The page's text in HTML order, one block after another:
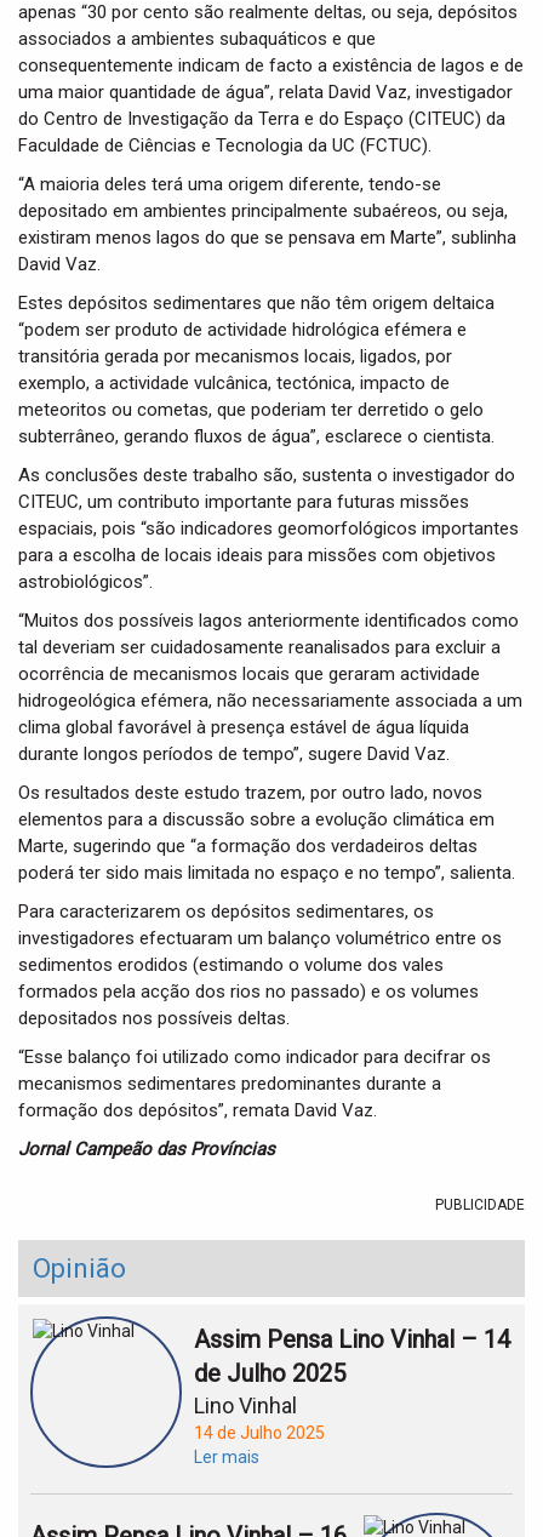
apenas “30 por cento são realmente deltas, ou seja, depósitos
associados a ambientes subaquáticos e que
consequentemente indicam de facto a existência de lagos e de
uma maior quantidade de água”, relata David Vaz, investigador
do Centro de Investigação da Terra e do Espaço (CITEUC) da
Faculdade de Ciências e Tecnologia da UC (FCTUC).
“A maioria deles terá uma origem diferente, tendo-se
depositado em ambientes principalmente subaéreos, ou seja,
existiram menos lagos do que se pensava em Marte”, sublinha
David Vaz.
Estes depósitos sedimentares que não têm origem deltaica
“podem ser produto de actividade hidrológica efémera e
transitória gerada por mecanismos locais, ligados, por
exemplo, a actividade vulcânica, tectónica, impacto de
meteoritos ou cometas, que poderiam ter derretido o gelo
subterrâneo, gerando fluxos de água”, esclarece o cientista.
As conclusões deste trabalho são, sustenta o investigador do
CITEUC, um contributo importante para futuras missões
espaciais, pois “são indicadores geomorfológicos importantes
para a escolha de locais ideais para missões com objetivos
astrobiológicos”.
“Muitos dos possíveis lagos anteriormente identificados como
tal deveriam ser cuidadosamente reanalisados para excluir a
ocorrência de mecanismos locais que geraram actividade
hidrogeológica efémera, não necessariamente associada a um
clima global favorável à presença estável de água líquida
durante longos períodos de tempo”, sugere David Vaz.
Os resultados deste estudo trazem, por outro lado, novos
elementos para a discussão sobre a evolução climática em
Marte, sugerindo que “a formação dos verdadeiros deltas
poderá ter sido mais limitada no espaço e no tempo”, salienta.
Para caracterizarem os depósitos sedimentares, os
investigadores efectuaram um balanço volumétrico entre os
sedimentos erodidos (estimando o volume dos vales
formados pela acção dos rios no passado) e os volumes
depositados nos possíveis deltas.
“Esse balanço foi utilizado como indicador para decifrar os
mecanismos sedimentares predominantes durante a
formação dos depósitos”, remata David Vaz.
Jornal Campeão das Províncias
PUBLICIDADE
Opinião
Assim Pensa Lino Vinhal – 14
de Julho 2025
Lino Vinhal
14 de Julho 2025
Ler mais